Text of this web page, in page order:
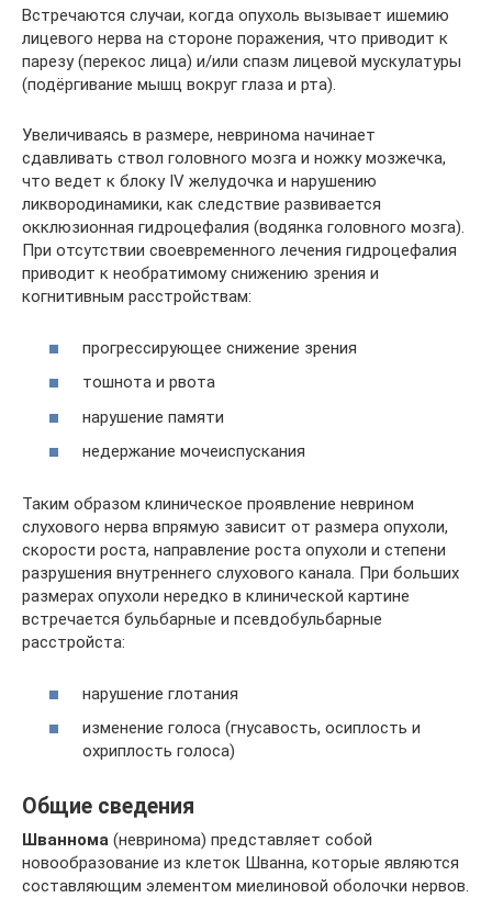
Встречаются случаи, когда опухоль вызывает ишемию
лицевого нерва на стороне поражения, что приводит к
парезу (перекос лица) и/или спазм лицевой мускулатуры
(подёргивание мышц вокруг глаза и рта).
Увеличиваясь в размере, невринома начинает
сдавливать ствол головного мозга и ножку мозжечка,
что ведет к блоку IV желудочка и нарушению
ликвородинамики, как следствие развивается
окклюзионная гидроцефалия (водянка головного мозга).
При отсутствии своевременного лечения гидроцефалия
приводит к необратимому снижению зрения и
когнитивным расстройствам:
прогрессирующее снижение зрения
тошнота и рвота
нарушение памяти
недержание мочеиспускания
Таким образом клиническое проявление неврином
слухового нерва впрямую зависит от размера опухоли,
скорости роста, направление роста опухоли и степени
разрушения внутреннего слухового канала. При больших
размерах опухоли нередко в клинической картине
встречается бульбарные и псевдобульбарные
расстройста:
нарушение глотания
изменение голоса (гнусавость, осиплость и
охриплость голоса)
Общие сведения
Шваннома (невринома) представляет собой
новообразование из клеток Шванна, которые являются
составляющим элементом миелиновой оболочки нервов.